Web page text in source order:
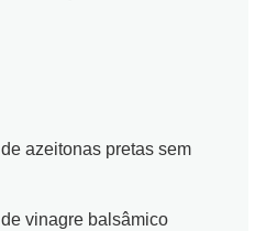
azeitonas pretas sem
vinagre balsâmico